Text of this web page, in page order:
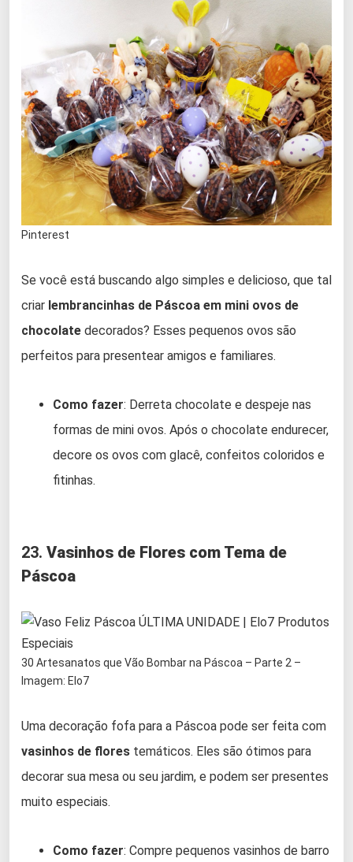
Pinterest
Se você está buscando algo simples e delicioso, que tal
criar lembrancinhas de Páscoa em mini ovos de
chocolate decorados? Esses pequenos ovos são
perfeitos para presentear amigos e familiares.
Como fazer: Derreta chocolate e despeje nas
formas de mini ovos. Após o chocolate endurecer,
decore os ovos com glacê, confeitos coloridos e
fitinhas.
23. Vasinhos de Flores com Tema de
Páscoa
30 Artesanatos que Vão Bombar na Páscoa – Parte 2 –
Imagem: Elo7
Uma decoração fofa para a Páscoa pode ser feita com
vasinhos de flores temáticos. Eles são ótimos para
decorar sua mesa ou seu jardim, e podem ser presentes
muito especiais.
Como fazer: Compre pequenos vasinhos de barro